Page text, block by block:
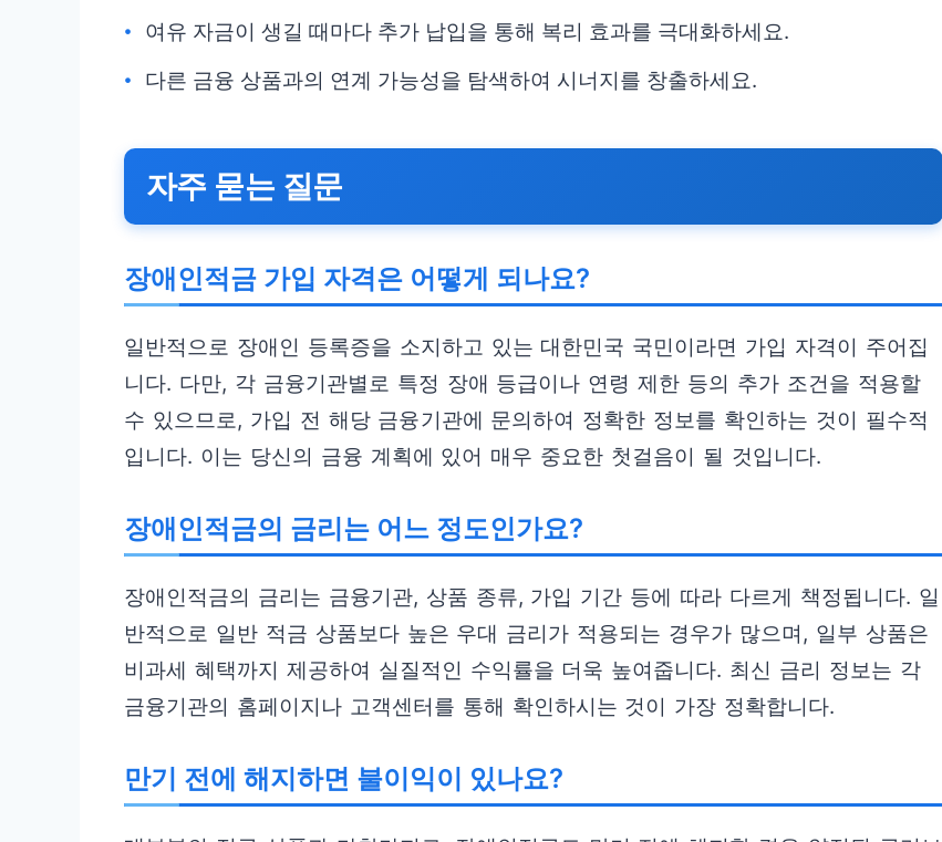
여유 자금이 생길 때마다 추가 납입을 통해 복리 효과를 극대화하세요.
다른 금융 상품과의 연계 가능성을 탐색하여 시너지를 창출하세요.
자주 묻는 질문
장애인적금 가입 자격은 어떻게 되나요?
일반적으로 장애인 등록증을 소지하고 있는 대한민국 국민이라면 가입 자격이 주어집
니다. 다만, 각 금융기관별로 특정 장애 등급이나 연령 제한 등의 추가 조건을 적용할
수 있으므로, 가입 전 해당 금융기관에 문의하여 정확한 정보를 확인하는 것이 필수적
입니다. 이는 당신의 금융 계획에 있어 매우 중요한 첫걸음이 될 것입니다.
장애인적금의 금리는 어느 정도인가요?
장애인적금의 금리는 금융기관, 상품 종류, 가입 기간 등에 따라 다르게 책정됩니다. 일
반적으로 일반 적금 상품보다 높은 우대 금리가 적용되는 경우가 많으며, 일부 상품은
비과세 혜택까지 제공하여 실질적인 수익률을 더욱 높여줍니다. 최신 금리 정보는 각
금융기관의 홈페이지나 고객센터를 통해 확인하시는 것이 가장 정확합니다.
만기 전에 해지하면 불이익이 있나요?